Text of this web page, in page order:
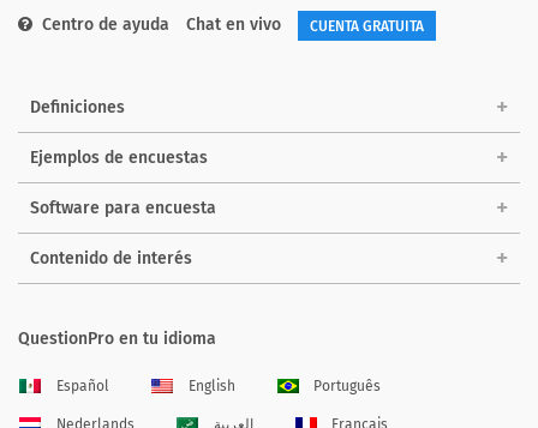
Centro de ayuda Chat en vivo CUENTA GRATUITA
Definiciones
Ejemplos de encuestas
Software para encuesta
Contenido de interés
QuestionPro en tu idioma
Español English Português